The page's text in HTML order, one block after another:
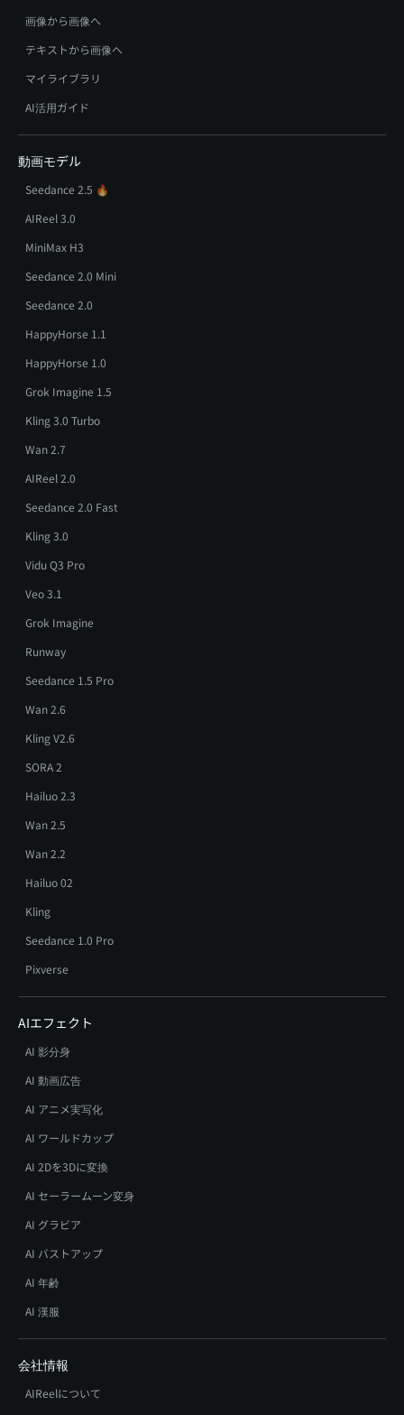
画像から画像へ
テキストから画像へ
マイライブラリ
AI活用ガイド
動画モデル
Seedance 2.5 🔥
AIReel 3.0
MiniMax H3
Seedance 2.0 Mini
Seedance 2.0
HappyHorse 1.1
HappyHorse 1.0
Grok Imagine 1.5
Kling 3.0 Turbo
Wan 2.7
AIReel 2.0
Seedance 2.0 Fast
Kling 3.0
Vidu Q3 Pro
Veo 3.1
Grok Imagine
Runway
Seedance 1.5 Pro
Wan 2.6
Kling V2.6
SORA 2
Hailuo 2.3
Wan 2.5
Wan 2.2
Hailuo 02
Kling
Seedance 1.0 Pro
Pixverse
AIエフェクト
AI 影分身
AI 動画広告
AI アニメ実写化
AI ワールドカップ
AI 2Dを3Dに変換
AI セーラームーン変身
AI グラビア
AI バストアップ
AI 年齢
AI 漢服
会社情報
AIReelについて